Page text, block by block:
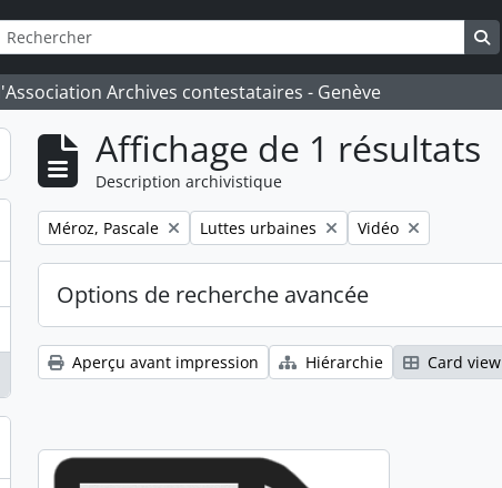
options
Archives contestataires - Genève
Affichage de 1 résultats
Description archivistique
Remove filter:
Méroz, Pascale Remove filter:
Luttes urbaines Remove filter:
Vidéo
Options de recherche avancée
Aperçu avant impression Hiérarchie Card view